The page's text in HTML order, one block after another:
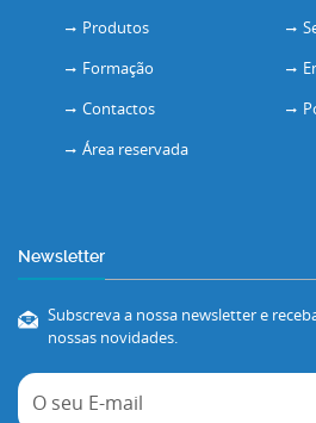
Produtos
Formação
Contactos
Área reservada
Newsletter
Subscreva a nossa newsletter e
nossas novidades.